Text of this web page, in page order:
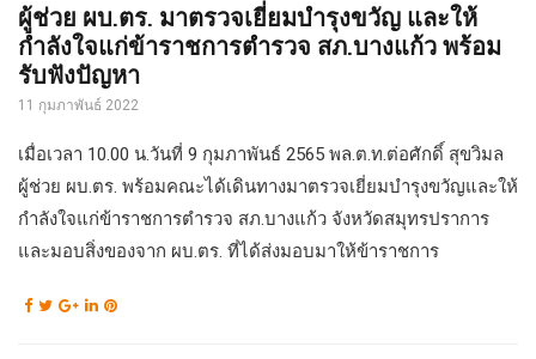
ผู้ช่วย ผบ.ตร. มาตรวจเยี่ยมบำรุงขวัญ และให้
กำลังใจแก่ข้าราชการตำรวจ สภ.บางแก้ว พร้อม
รับฟังปัญหา
11 กุมภาพันธ์ 2022
เมื่อเวลา 10.00 น.วันที่ 9 กุมภาพันธ์ 2565 พล.ต.ท.ต่อศักดิ์ สุขวิมล
ผู้ช่วย ผบ.ตร. พร้อมคณะได้เดินทางมาตรวจเยี่ยมบำรุงขวัญและให้
กำลังใจแก่ข้าราชการตำรวจ สภ.บางแก้ว จังหวัดสมุทรปราการ
และมอบสิ่งของจาก ผบ.ตร. ที่ได้ส่งมอบมาให้ข้าราชการ